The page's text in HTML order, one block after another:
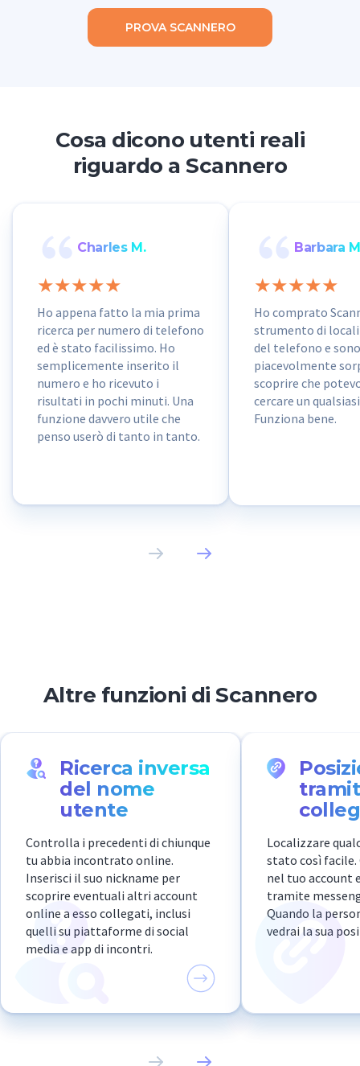
PROVA SCANNERO
Cosa dicono utenti reali
riguardo a Scannero
Charles M.
Ho appena fatto la mia prima
ricerca per numero di telefono
ed è stato facilissimo. Ho
semplicemente inserito il
numero e ho ricevuto i
risultati in pochi minuti. Una
funzione davvero utile che
penso userò di tanto in tanto.
Barbara
Ho comprato
strumento di
del telefono e
piacevolmente
scoprire che
cercare un
Funziona bene.
Altre funzioni di Scannero
Ricerca inversa
del nome
utente
Controlla i precedenti di chiunque
tu abbia incontrato online.
Inserisci il suo nickname per
scoprire eventuali altri account
online a esso collegati, inclusi
quelli su piattaforme di social
media e app di incontri.
Localizzare
stato così facile.
nel tuo account
tramite
Quando la
vedrai la sua